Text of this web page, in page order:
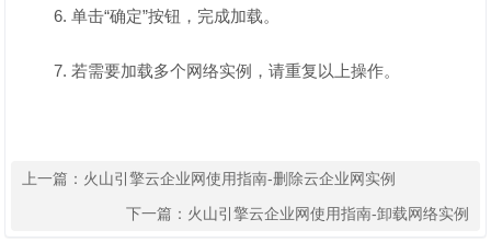
单击“确定”按钮，完成加载。
若需要加载多个网络实例，请重复以上操作。
上一篇： 火山引擎云企业网使用指南-删除云企业网实例
下一篇： 火山引擎云企业网使用指南-卸载网络实例